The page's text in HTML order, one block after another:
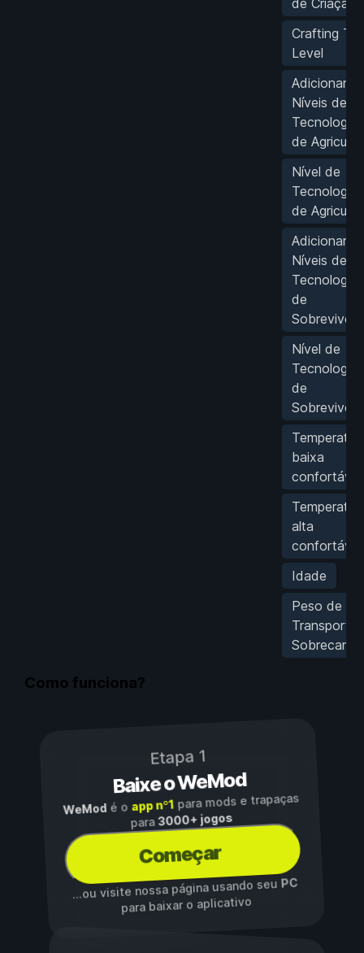
de Criação
Crafting
Level
Adicionar
Níveis de
Tecnologia
de
Nível de
Tecnologia
de
Adicionar
Níveis de
Tecnologia
de
Nível de
Tecnologia
de
baixa
confortável
alta
confortável
Idade
Peso de
Transporte
Sobrecarga
Como funciona?
Etapa 1
Baixe o WeMod
WeModé o app nº1para mods e trapaças
para3000+ jogos
Começar
...ou visite nossa página usando seuPC
para baixar o aplicativo